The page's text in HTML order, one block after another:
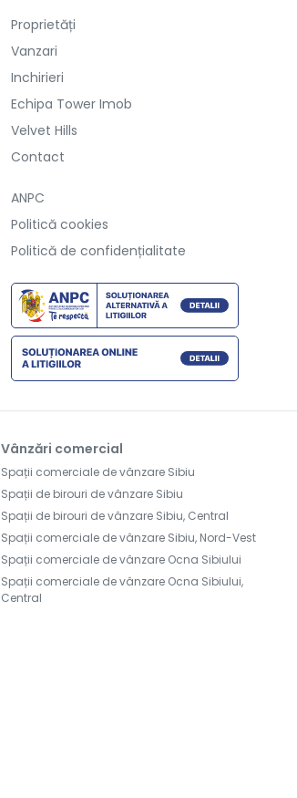
Proprietăți
Vanzari
Inchirieri
Echipa Tower Imob
Velvet Hills
Contact
ANPC
Politică cookies
Politică de confidențialitate
Vânzări comercial
Spații comerciale de vânzare Sibiu
Spații de birouri de vânzare Sibiu
Spații de birouri de vânzare Sibiu, Central
Spații comerciale de vânzare Sibiu, Nord-Vest
Spații comerciale de vânzare Ocna Sibiului
Spații comerciale de vânzare Ocna Sibiului,
Central